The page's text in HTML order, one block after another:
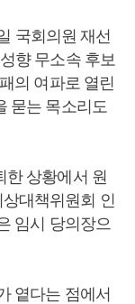
국회의원 재선
향 무소속 후보
의 여파로 열린
묻는 목소리도
한 상황에서 원
대책위원회 인
임시 당의장으
옅다는 점에서